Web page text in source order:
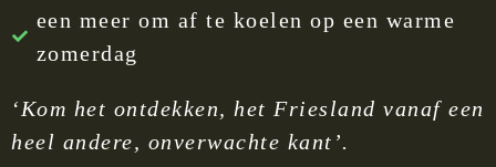
een meer om af te koelen op een warme
zomerdag
‘Kom het ontdekken, het Friesland vanaf een
heel andere, onverwachte kant’.